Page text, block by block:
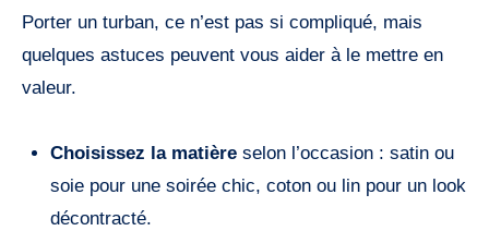
Porter un turban, ce n’est pas si compliqué, mais
quelques astuces peuvent vous aider à le mettre en
valeur.
Choisissez la matièreselon l’occasion : satin ou
soie pour une soirée chic, coton ou lin pour un look
décontracté.